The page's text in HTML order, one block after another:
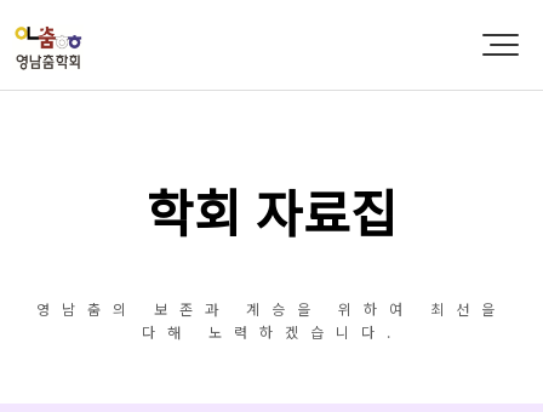
학회 자료집
영남춤의 보존과 계승을 위하여 최선을
다해 노력하겠습니다.